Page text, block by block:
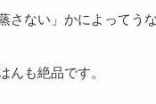
さない」かによってう
んも絶品です。